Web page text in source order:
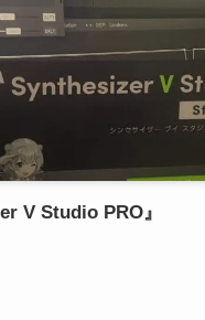
V Studio PRO』